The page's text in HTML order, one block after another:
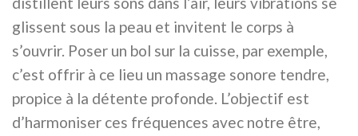
glissent sous la peau et invitent le corps à
s’ouvrir. Poser un bol sur la cuisse, par exemple,
c’est offrir à ce lieu un massage sonore tendre,
propice à la détente profonde. L’objectif est
d’harmoniser ces fréquences avec notre être,